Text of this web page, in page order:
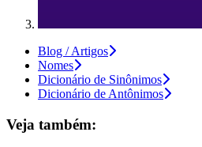
Blog / Artigos
Nomes
Dicionário de Sinônimos
Dicionário de Antônimos
Veja também: